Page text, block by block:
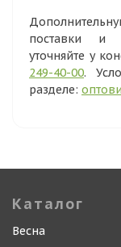
поставки и
уточняйте у
249-40-00.
разделе:
Каталог
Весна